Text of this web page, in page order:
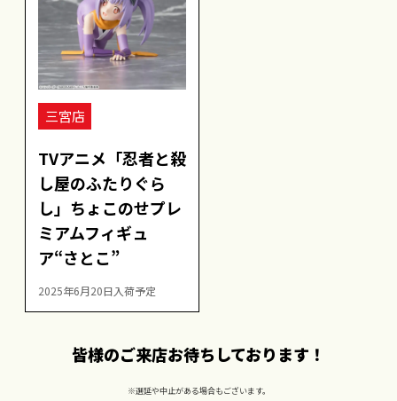
三宮店
TVアニメ「忍者と殺
し屋のふたりぐら
し」ちょこのせプレ
ミアムフィギュ
ア“さとこ”
2025年6月20日入荷予定
皆様のご来店お待ちしております！
※選延や中止がある場合もございます。